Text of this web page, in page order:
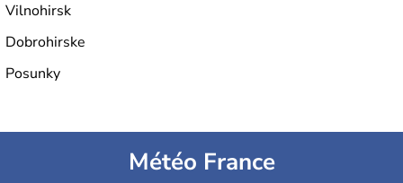
Vilnohirsk
Dobrohirske
Posunky
Météo France